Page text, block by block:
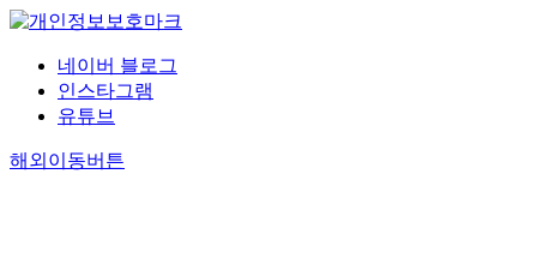
네이버 블로그
인스타그램
유튜브
해외이동버튼